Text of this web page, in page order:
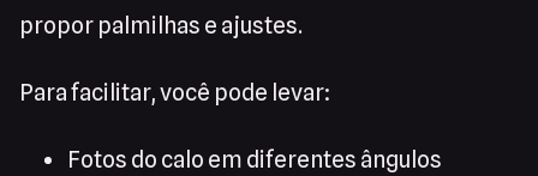
propor palmilhas e ajustes.
Para facilitar, você pode levar:
Fotos do calo em diferentes ângulos